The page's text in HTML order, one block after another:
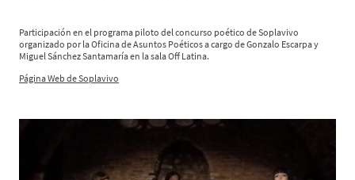
Participación en el programa piloto del concurso poético de Soplavivo
organizado por la Oficina de Asuntos Poéticos a cargo de Gonzalo Escarpa y
Miguel Sánchez Santamaría en la sala Off Latina.
Página Web de Soplavivo